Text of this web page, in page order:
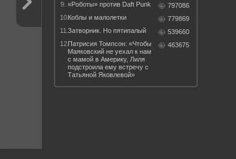
9. «Роботы» против Daft Punk
797086
10.Коблы и малолетки
779869
11.Затворник. Но пятипалый
539660
12.Патрисия Томпсон: «Чтобы
Маяковский не уехал к нам
с мамой в Америку, Лиля
подстроила ему встречу с
Татьяной Яковлевой»
463675